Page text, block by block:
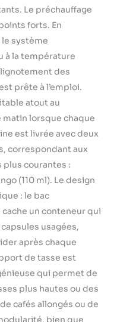
Le préchauffage
forts. En
système
à la température
des
prête à l’emploi.
atout au
lorsque chaque
est livrée avec deux
correspondant aux
plus courantes :
(110 ml). Le design
: le bac
un conteneur qui
usagées,
après chaque
de tasse est
qui permet de
plus hautes ou des
cafés allongés ou de
bien que